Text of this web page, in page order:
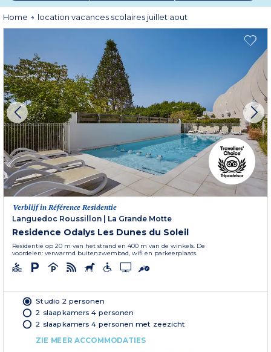
u passen!
Home location vacances scolaires juillet aout
Verblijf in Référence Residentie
Languedoc Roussillon
La Grande Motte
Residence Odalys Les Dunes du Soleil
Residentie op 20 m van het strand en 400 m van de winkels. De
voordelen: verwarmd buitenzwembad, wifi en parkeerplaats.
Studio 2 personen
2 slaapkamers 4 personen
2 slaapkamers 4 personen met zeezicht
ZIE MEER ACCOMMODATIES